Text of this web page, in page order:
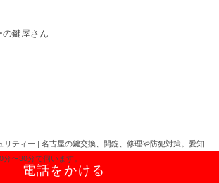
鍵屋さん
電話をかける
リティー | 名古屋の鍵交換、開錠、修理や防犯対策。愛知
〜30分で伺います。